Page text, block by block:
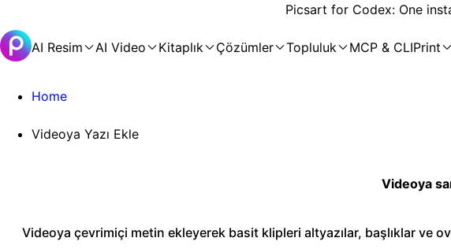
Picsart for Codex: One
AI Resim AI Video Kitaplık Çözümler Topluluk MCP & CLIPrint
Home
Videoya Yazı Ekle
Videoya
Videoya çevrimiçi metin ekleyerek basit klipleri altyazılar, başlıklar ve